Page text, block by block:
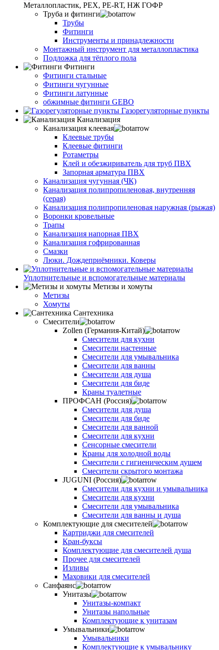
Металлопластик, РЕХ, РЕ-RТ, НЖ ГОФР
Труба и фитинги
Трубы
Фитинги
Инструменты и принадлежности
Монтажный инструмент для металлопластика
Подложка для тёплого пола
Фитинги
Фитинги стальные
Фитинги чугунные
Фитинги латунные
обжимные фитинги GEBO
Газорегуляторные пункты
Канализация
Канализация клеевая
Клеевые трубы
Клеевые фитинги
Ротаметры
Клей и обезжириватель для труб ПВХ
Запорная арматура ПВХ
Канализация чугунная (ЧК)
Канализация полипропиленовая, внутренняя
(серая)
Канализация полипропиленовая наружная (рыжая)
Воронки кровельные
Трапы
Канализация напорная ПВХ
Канализация гофрированная
Смазки
Люки. Дождеприёмники. Коверы
Уплотнительные и вспомогательные материалы
Метизы и хомуты
Метизы
Хомуты
Сантехника
Смесители
Zollen (Германия-Китай)
Смесители для кухни
Смесители настенные
Смесители для умывальника
Смесители для ванны
Смесители для душа
Смесители для биде
Краны туалетные
ПРОФСАН (Россия)
Смесители для душа
Смесители для биде
Смесители для ванной
Смесители для кухни
Сенсорные смесители
Краны для холодной воды
Смесители с гигиеническим душем
Смесители скрытого монтажа
JUGUNI (Россия)
Смесители для кухни и умывальника
Смесители для кухни
Смесители для умывальника
Смесители для ванны и душа
Комплектующие для смесителей
Картриджи для смесителей
Кран-буксы
Комплектующие для смесителей душа
Прочее для смесителей
Изливы
Маховики для смесителей
Санфаянс
Унитазы
Унитазы-компакт
Унитазы напольные
Комплектующие к унитазам
Умывальники
Умывальники
Комплектующие к умывальнику